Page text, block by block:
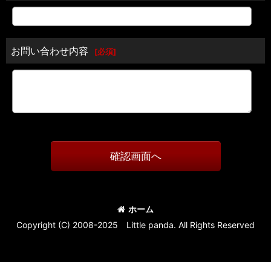
お問い合わせ内容 [必須]
確認画面へ
ホーム
Copyright (C) 2008-2025 Little panda. All Rights Reserved